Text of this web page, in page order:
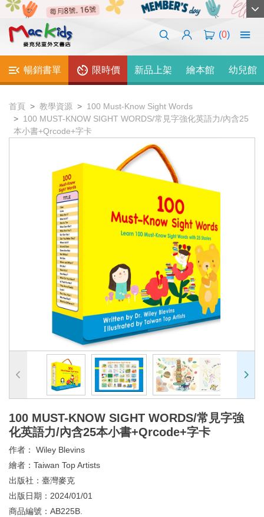
(0)
暢銷書單 限時價 新品上架 繪本館 幼兒館
首頁 教學資源
100 Must-Know Sight Words
100 MUST-KNOW SIGHT WORDS/常見字強化英語力/內含25
本小書+Qrcode+字卡
100 MUST-KNOW SIGHT WORDS/常見字強
化英語力/內含25本小書+Qrcode+字卡
作者： Wiley Blevins
繪者： Taiwan Top Artists
出版社： 臺灣麥克
出版日期： 2024/01/01
商品編號： AB225B.